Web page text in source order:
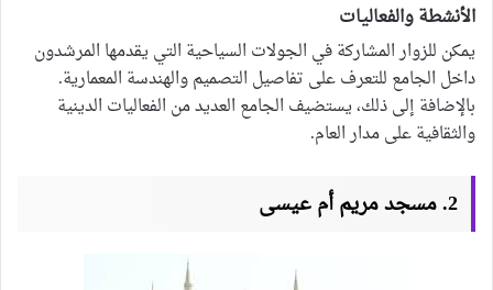
الأنشطة والفعاليات
يمكن للزوار المشاركة في الجولات السياحية التي يقدمها المرشدون
داخل الجامع للتعرف على تفاصيل التصميم والهندسة المعمارية.
بالإضافة إلى ذلك، يستضيف الجامع العديد من الفعاليات الدينية
والثقافية على مدار العام.
2. مسجد مريم أم عيسى